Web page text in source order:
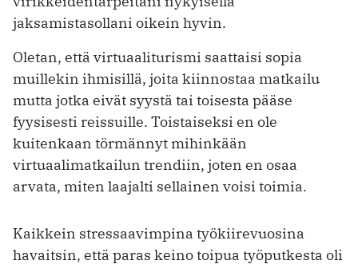
jaksamistasollani oikein hyvin.
Oletan, että virtuaaliturismi saattaisi sopia
muillekin ihmisillä, joita kiinnostaa matkailu
mutta jotka eivät syystä tai toisesta pääse
fyysisesti reissuille. Toistaiseksi en ole
kuitenkaan törmännyt mihinkään
virtuaalimatkailun trendiin, joten en osaa
arvata, miten laajalti sellainen voisi toimia.
Kaikkein stressaavimpina työkiirevuosina
havaitsin, että paras keino toipua työputkesta oli